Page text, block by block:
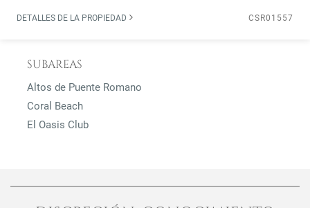
DETALLES DE LA PROPIEDAD CSR01557
SUBAREAS
Altos de Puente Romano
Coral Beach
El Oasis Club